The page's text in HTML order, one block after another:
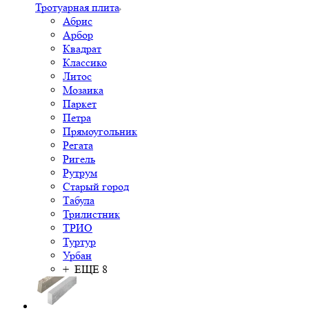
Тротуарная плита
Абрис
Арбор
Квадрат
Классико
Литос
Мозаика
Паркет
Петра
Прямоугольник
Регата
Ригель
Рутрум
Старый город
Табула
Трилистник
ТРИО
Туртур
Урбан
+ ЕЩЕ 8